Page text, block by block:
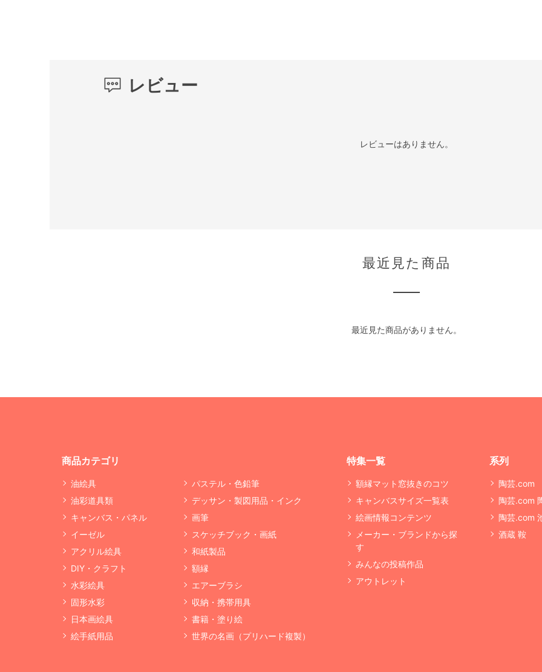
レビュー
レビューはありません。
最近見た商品
最近見た商品がありません。
商品カテゴリ
油絵具
油彩道具類
キャンバス・パネル
イーゼル
アクリル絵具
DIY・クラフト
水彩絵具
固形水彩
日本画絵具
絵手紙用品
パステル・色鉛筆
デッサン・製図用品・インク
画筆
スケッチブック・画紙
和紙製品
額縁
エアーブラシ
収納・携帯用具
書籍・塗り絵
世界の名画（プリハード複製）
特集一覧
額縁マット窓抜きのコツ
キャンバスサイズ一覧表
絵画情報コンテンツ
メーカー・ブランドから探
す
みんなの投稿作品
アウトレット
系列
陶芸.com
陶芸.com
陶芸.com
酒蔵 鞍